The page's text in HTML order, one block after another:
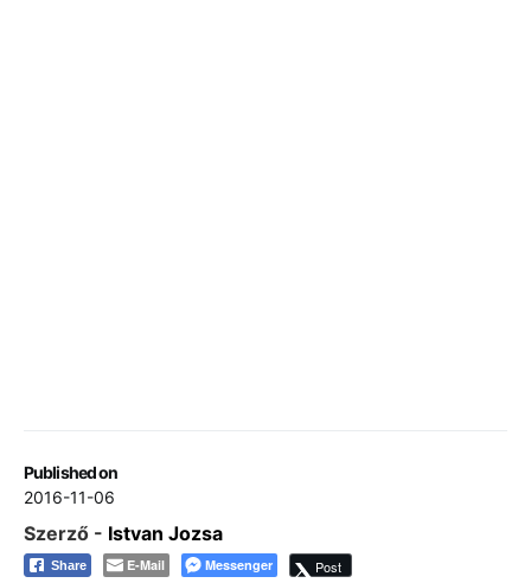
Published on
2016-11-06
Szerző - Istvan Jozsa
Share E-Mail Messenger Post